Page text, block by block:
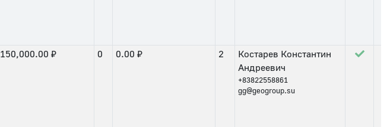
150,000.00 ₽ 0 0.00 ₽ 2
Костарев Константин
Андреевич
+83822558861
gg@geogroup.su